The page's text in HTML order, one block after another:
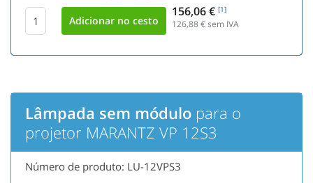
156,06 € [1]
126,88€ sem IVA
Lâmpada sem módulo para o
projetor MARANTZ VP 12S3
Número de produto: LU-12VPS3